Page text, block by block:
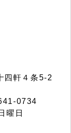
軒４条5-2
0734
曜日